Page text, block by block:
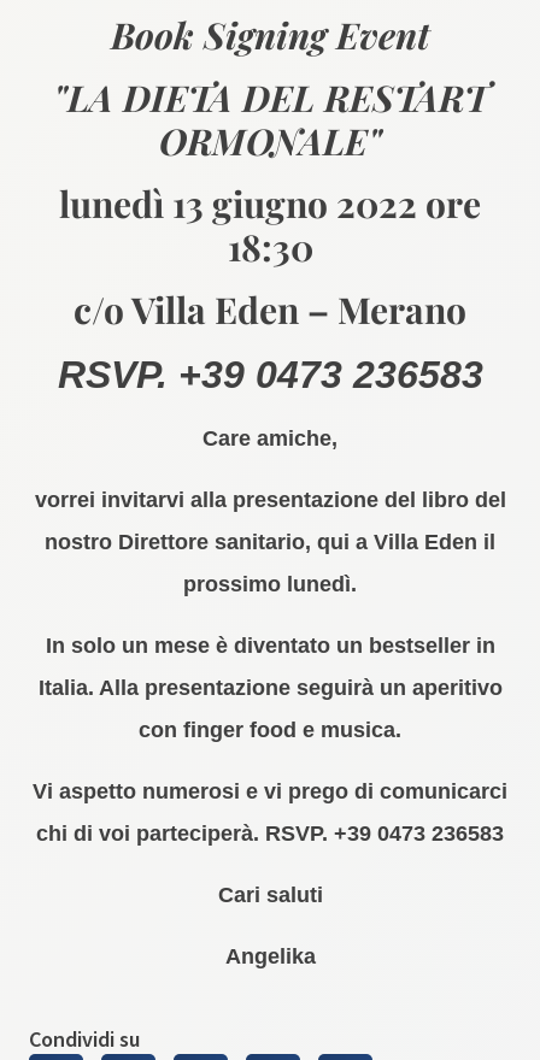
Book Signing Event
"LA DIETA DEL RESTART
ORMONALE"
lunedì 13 giugno 2022 ore
18:30
c/o Villa Eden – Merano
RSVP. +39 0473 236583
​Care amiche,
vorrei invitarvi alla presentazione del libro del
nostro Direttore sanitario, qui a Villa Eden il
prossimo lunedì.
In solo un mese è diventato un bestseller in
Italia. Alla presentazione seguirà un aperitivo
con finger food e musica.
Vi aspetto numerosi e vi prego di comunicarci
chi di voi parteciperà. RSVP. +39 0473 236583
Cari saluti
Angelika
Condividi su